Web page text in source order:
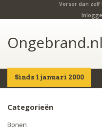
Verser dan
Ongebrand.nl
Sinds 1 januari 2000
Home Producten
Categorieën
Bonen